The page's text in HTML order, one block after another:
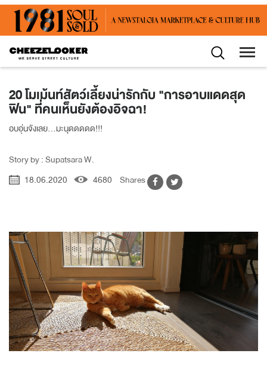
20 โมเม้นท์สัตว์เลี้ยงน่ารักกับ "การอาบแดดสุด
ฟิน" ที่คนเห็นยังต้องอิจฉา!
อบอุ่นจังเลย...มะนุดดดดด!!!
Story by : Supatsara W.
18.06.2020
4680 Shares